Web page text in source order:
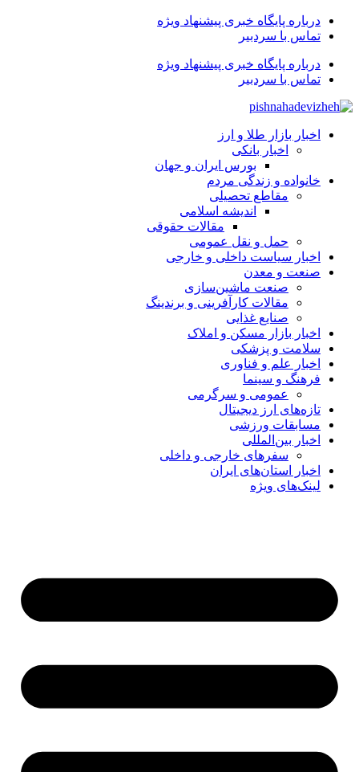
درباره پایگاه خبری پیشنهاد ویژه
تماس با سردبیر
درباره پایگاه خبری پیشنهاد ویژه
تماس با سردبیر
اخبار بازار طلا و ارز
اخبار بانکی
بورس ایران و جهان
خانواده و زندگی مردم
مقاطع تحصیلی
اندیشه اسلامی
مقالات حقوقی
حمل و نقل عمومی
اخبار سیاست داخلی و خارجی
صنعت و معدن
صنعت ماشین‌سازی
مقالات کارآفرینی و برندینگ
صنایع غذایی
اخبار بازار مسکن و املاک
سلامت و پزشکی
اخبار علم و فناوری
فرهنگ و سینما
عمومی و سرگرمی
تازه‌های ارز دیجیتال
مسابقات ورزشی
اخبار بین‌المللی
سفرهای خارجی و داخلی
اخبار استان‌های ایران
لینک‌های ویژه